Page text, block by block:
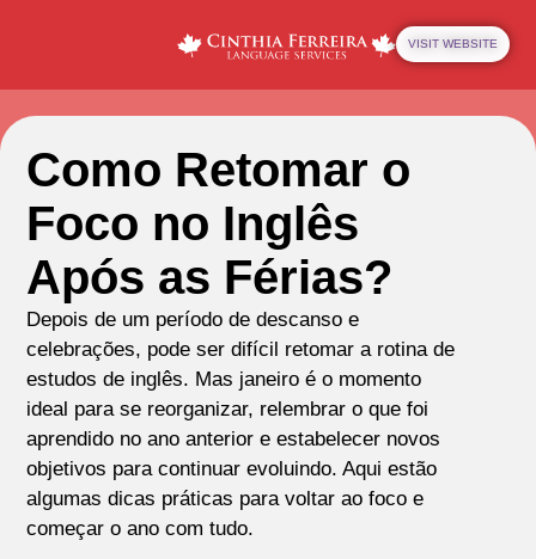
VISIT WEBSITE
Como Retomar o
Foco no Inglês
Após as Férias?
Depois de um período de descanso e
celebrações, pode ser difícil retomar a rotina de
estudos de inglês. Mas janeiro é o momento
ideal para se reorganizar, relembrar o que foi
aprendido no ano anterior e estabelecer novos
objetivos para continuar evoluindo. Aqui estão
algumas dicas práticas para voltar ao foco e
começar o ano com tudo.